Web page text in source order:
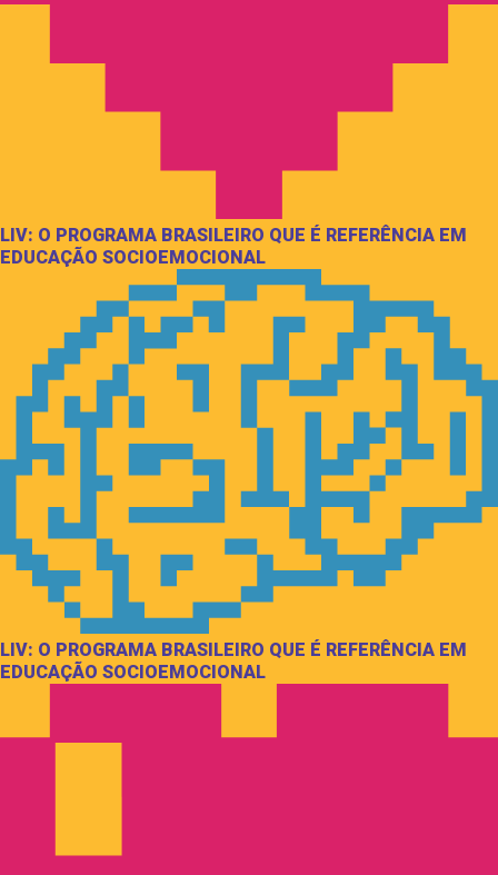
LIV: O PROGRAMA BRASILEIRO QUE É REFERÊNCIA EM
EDUCAÇÃO SOCIOEMOCIONAL
LIV: O PROGRAMA BRASILEIRO QUE É REFERÊNCIA EM
EDUCAÇÃO SOCIOEMOCIONAL